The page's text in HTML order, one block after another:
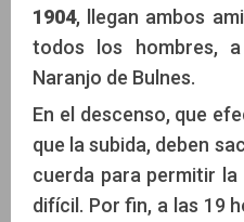
1904, llegan ambos
todos los hombres,
Naranjo de Bulnes.
En el descenso, que
que la subida, deben
cuerda para permitir
difícil. Por fin, a las 19